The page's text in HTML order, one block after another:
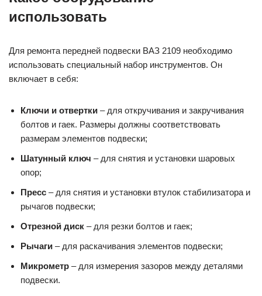
использовать
Для ремонта передней подвески ВАЗ 2109 необходимо
использовать специальный набор инструментов. Он
включает в себя:
Ключи и отвертки – для откручивания и закручивания
болтов и гаек. Размеры должны соответствовать
размерам элементов подвески;
Шатунный ключ – для снятия и установки шаровых
опор;
Пресс – для снятия и установки втулок стабилизатора и
рычагов подвески;
Отрезной диск – для резки болтов и гаек;
Рычаги – для раскачивания элементов подвески;
Микрометр – для измерения зазоров между деталями
подвески.